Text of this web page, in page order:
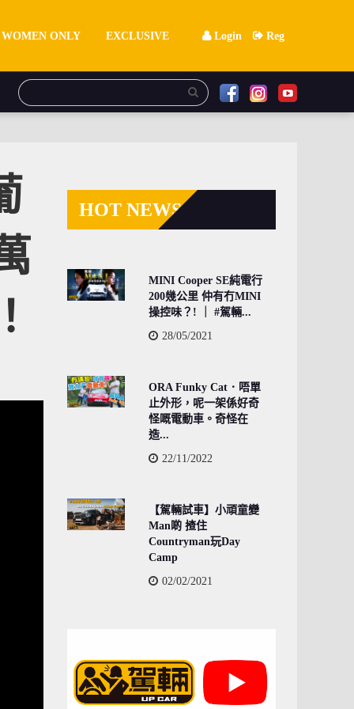
WOMEN ONLY EXCLUSIVE Login Reg
HOT NEWS
MINI Cooper SE純電行
200幾公里 仲有冇MINI
操控味？! ｜ #駕輛...
28/05/2021
ORA Funky Cat．唔單
止外形，呢一架係好奇
怪嘅電動車。奇怪在
造...
22/11/2022
【駕輛試車】小頑童變
Man啲 揸住
Countryman玩Day
Camp
02/02/2021